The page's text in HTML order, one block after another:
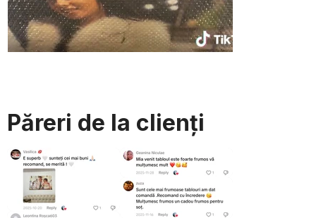
Păreri de la clienți